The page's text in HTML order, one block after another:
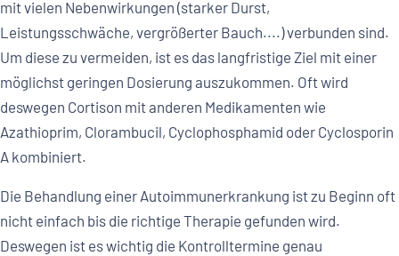
mit vielen Nebenwirkungen (starker Durst,
Leistungsschwäche, vergrößerter Bauch....) verbunden sind.
Um diese zu vermeiden, ist es das langfristige Ziel mit einer
möglichst geringen Dosierung auszukommen. Oft wird
deswegen Cortison mit anderen Medikamenten wie
Azathioprim, Clorambucil, Cyclophosphamid oder Cyclosporin
A kombiniert.
Die Behandlung einer Autoimmunerkrankung ist zu Beginn oft
nicht einfach bis die richtige Therapie gefunden wird.
Deswegen ist es wichtig die Kontrolltermine genau